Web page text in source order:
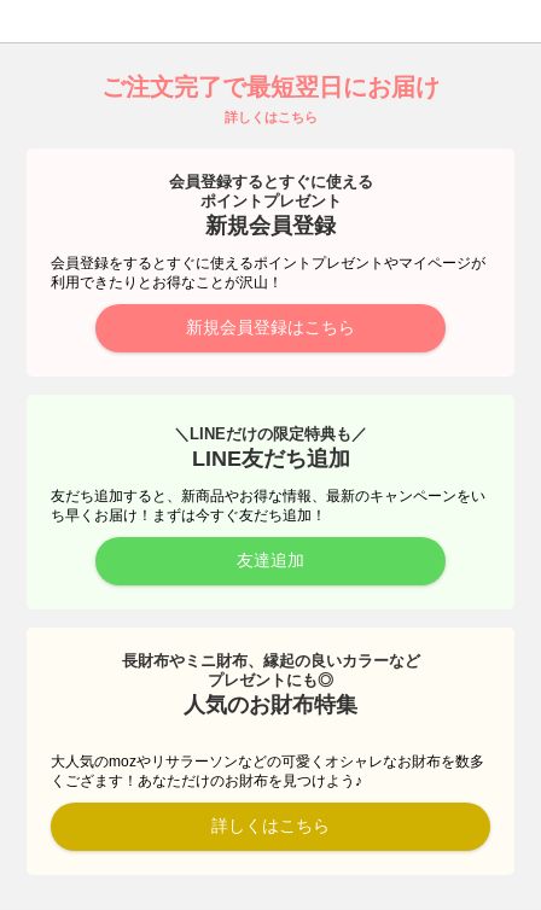
ご注文完了で最短翌日にお届け
詳しくはこちら
会員登録するとすぐに使える
ポイントプレゼント
新規会員登録
会員登録をするとすぐに使えるポイントプレゼントやマイページが
利用できたりとお得なことが沢山！
新規会員登録はこちら
＼LINEだけの限定特典も／
LINE友だち追加
友だち追加すると、新商品やお得な情報、最新のキャンペーンをい
ち早くお届け！まずは今すぐ友だち追加！
友達追加
長財布やミニ財布、縁起の良いカラーなど
プレゼントにも◎
人気のお財布特集
大人気のmozやリサラーソンなどの可愛くオシャレなお財布を数多
くござます！あなただけのお財布を見つけよう♪
詳しくはこちら